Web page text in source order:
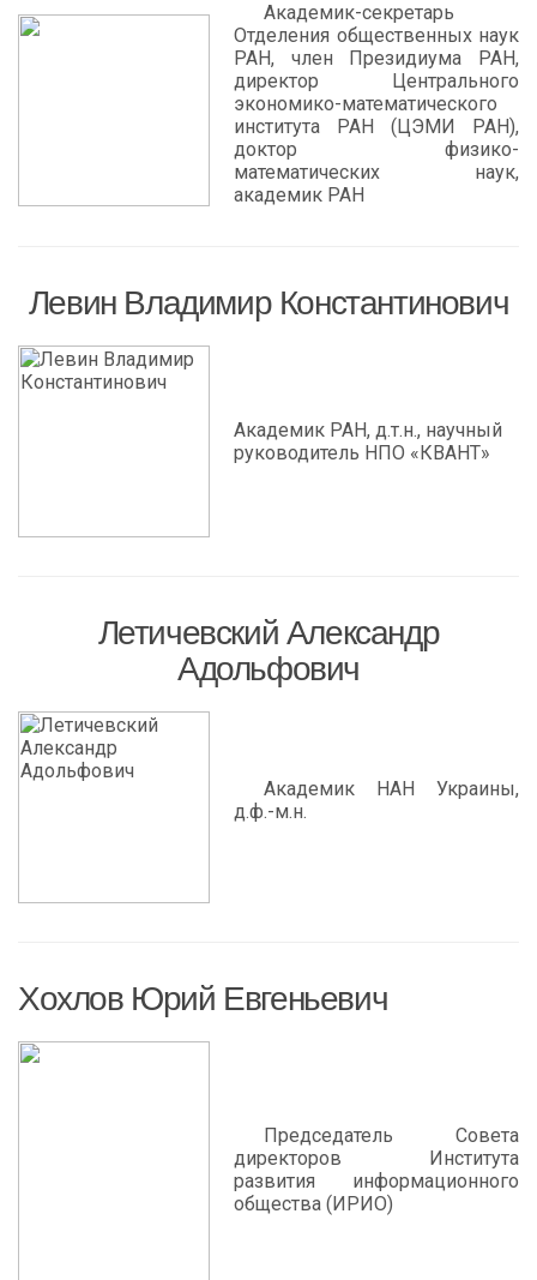
Академик-секретарь
Отделения общественных наук
РАН, член Президиума РАН,
директор Центрального
экономико-математического
института РАН (ЦЭМИ РАН),
доктор физико-
математических наук,
академик РАН
Левин Владимир Константинович
Академик РАН, д.т.н., научный
руководитель НПО «КВАНТ»
Летичевский Александр
Адольфович
Академик НАН Украины,
д.ф.-м.н.
Хохлов Юрий Евгеньевич
Председатель Cовета
директоров Института
развития информационного
общества (ИРИО)